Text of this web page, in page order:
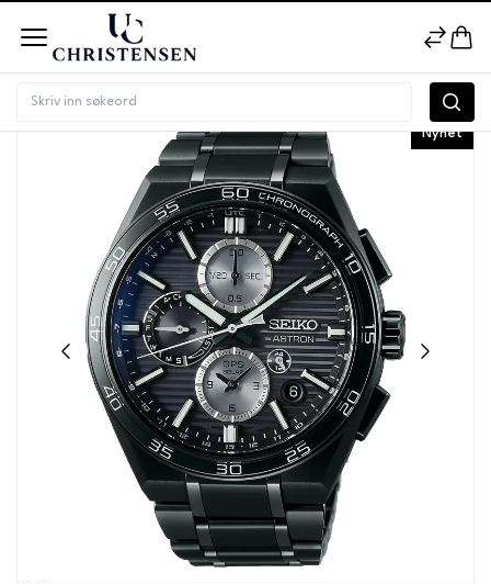
Nyhet